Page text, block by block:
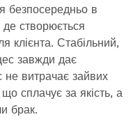
безпосередньо в
створюється
клієнта. Стабільний,
завжди дає
не витрачає зайвих
сплачує за якість, а
брак.